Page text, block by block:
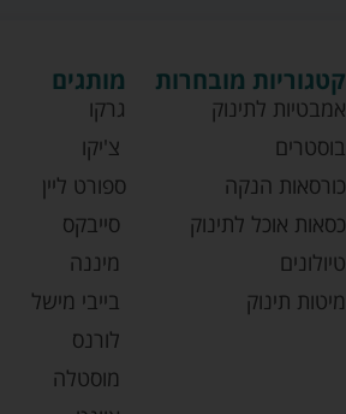
קטגוריות מובחרות
אמבטיות לתינוק
בוסטרים
כורסאות הנקה
כסאות אוכל לתינוק
טיולונים
מיטות תינוק
מותגים
גרקו
צ'יקו
ספורט ליין
סייבקס
מיננה
בייבי מישל
לורנס
מוסטלה